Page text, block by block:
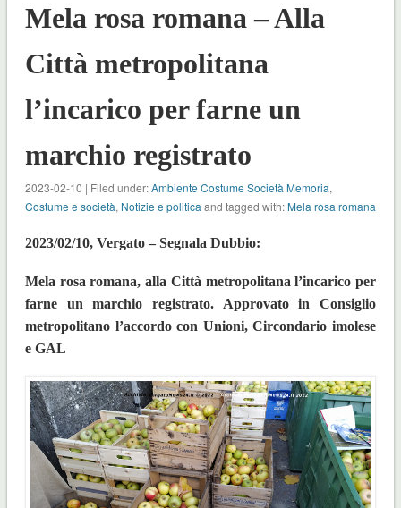
Mela rosa romana – Alla
Città metropolitana
l’incarico per farne un
marchio registrato
2023-02-10 | Filed under:Ambiente Costume Società Memoria,
Costume e società, Notizie e politica and tagged with:Mela rosa romana
2023/02/10, Vergato – Segnala Dubbio:
Mela rosa romana, alla Città metropolitana l’incarico per
farne un marchio registrato. Approvato in Consiglio
metropolitano l’accordo con Unioni, Circondario imolese
e GAL